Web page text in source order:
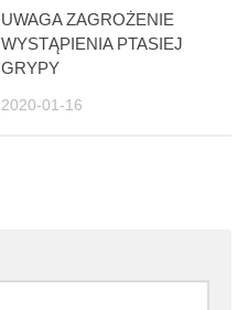
UWAGA ZAGROŻENIE
WYSTĄPIENIA PTASIEJ
GRYPY
2020-01-16